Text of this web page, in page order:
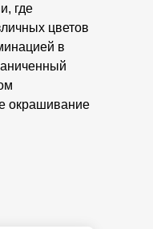
где
цветов
в
окрашивание